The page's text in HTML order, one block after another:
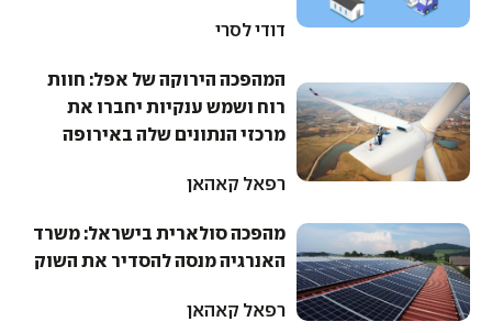
דודי לסרי
המהפכה הירוקה של אפל: חוות
רוח ושמש ענקיות יחברו את
מרכזי הנתונים שלה באירופה
רפאל קאהאן
מהפכה סולארית בישראל: משרד
האנרגיה מנסה להסדיר את השוק
רפאל קאהאן